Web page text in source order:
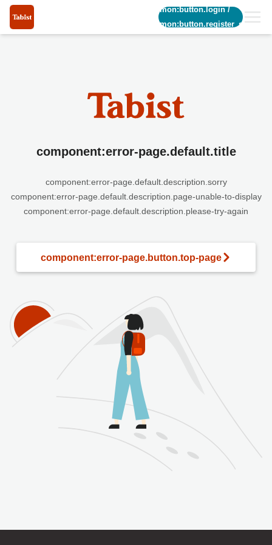
common:button.login/
common:button.register_short
component:error-page.default.title
component:error-page.default.description.sorry
component:error-page.default.description.page-unable-to-display
component:error-page.default.description.please-try-again
component:error-page.button.top-page